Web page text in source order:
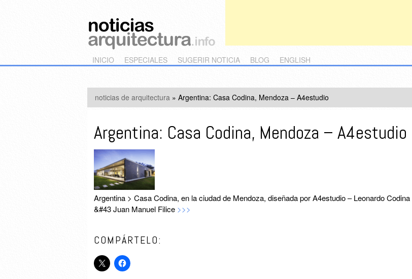
Main menu
Skip to primary content
Skip to secondary content
INICIO ESPECIALES SUGERIR NOTICIA BLOG ENGLISH
noticias de arquitectura » Argentina: Casa Codina, Mendoza – A4estudio
Argentina: Casa Codina, Mendoza – A4estudio
Argentina > Casa Codina, en la ciudad de Mendoza, diseñada por A4estudio – Leonardo Codina
&#43 Juan Manuel Filice >>>
COMPÁRTELO: